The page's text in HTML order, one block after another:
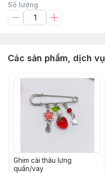
Số lượng
Các sản phẩm, dịch
Ghim cài thâu lưng
quần/vay